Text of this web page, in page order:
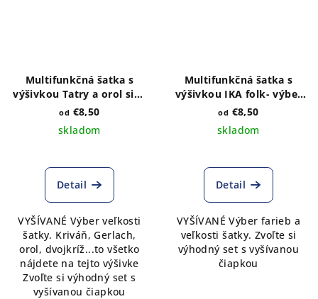
Multifunkčná šatka s
výšivkou Tatry a orol sivý
melír
od €8,50
skladom
Detail
VYŠÍVANÉ Výber veľkosti
šatky. Kriváň, Gerlach,
orol, dvojkríž...to všetko
nájdete na tejto výšivke
Zvoľte si výhodný set s
vyšívanou čiapkou
Multifunkčná šatka s
výšivkou IKA folk- výber
farieb a veľkosti
od €8,50
skladom
Detail
VYŠÍVANÉ Výber farieb a
veľkosti šatky. Zvoľte si
výhodný set s vyšívanou
čiapkou